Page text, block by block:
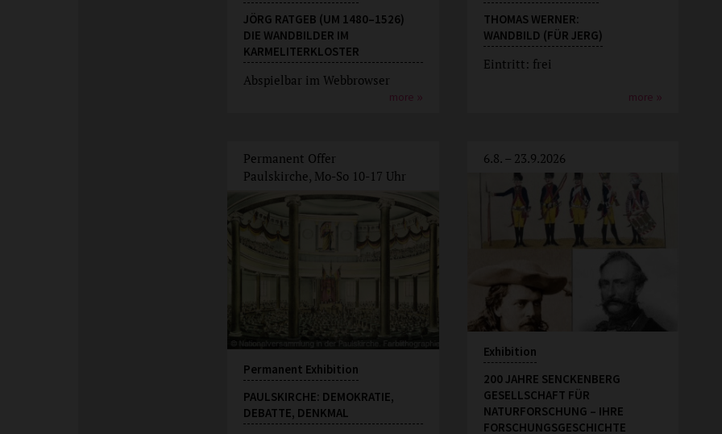
JÖRG RATGEB (UM 1480–1526)
DIE WANDBILDER IM
KARMELITERKLOSTER
Abspielbar im Webbrowser
more
THOMAS WERNER:
WANDBILD (FÜR JERG)
Eintritt: frei
more
Permanent Offer
Paulskirche, Mo-So 10-17 Uhr
Permanent Exhibition
PAULSKIRCHE: DEMOKRATIE,
DEBATTE, DENKMAL
6.8. – 23.9.2026
Exhibition
200 JAHRE SENCKENBERG
GESELLSCHAFT FÜR
NATURFORSCHUNG – IHRE
FORSCHUNGSGESCHICHTE